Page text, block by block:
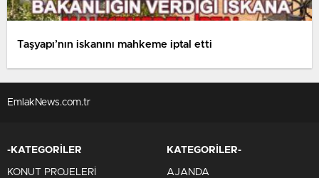
Taşyapı’nın iskanını mahkeme iptal etti
EmlakNews.com.tr
-KATEGORİLER
KONUT PROJELERİ
KATEGORİLER-
AJANDA